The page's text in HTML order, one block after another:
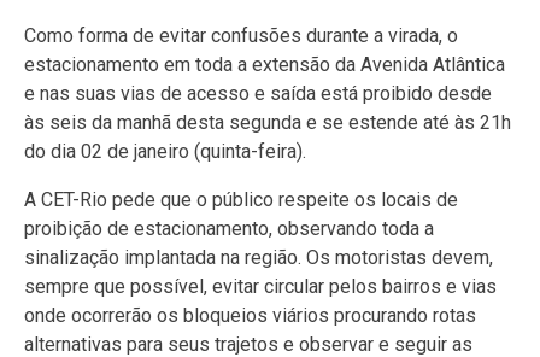
Como forma de evitar confusões durante a virada, o
estacionamento em toda a extensão da Avenida Atlântica
e nas suas vias de acesso e saída está proibido desde
às seis da manhã desta segunda e se estende até às 21h
do dia 02 de janeiro (quinta-feira).
A CET-Rio pede que o público respeite os locais de
proibição de estacionamento, observando toda a
sinalização implantada na região. Os motoristas devem,
sempre que possível, evitar circular pelos bairros e vias
onde ocorrerão os bloqueios viários procurando rotas
alternativas para seus trajetos e observar e seguir as